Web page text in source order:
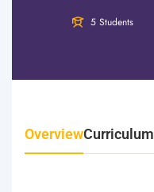
5 Students
OverviewCurriculum